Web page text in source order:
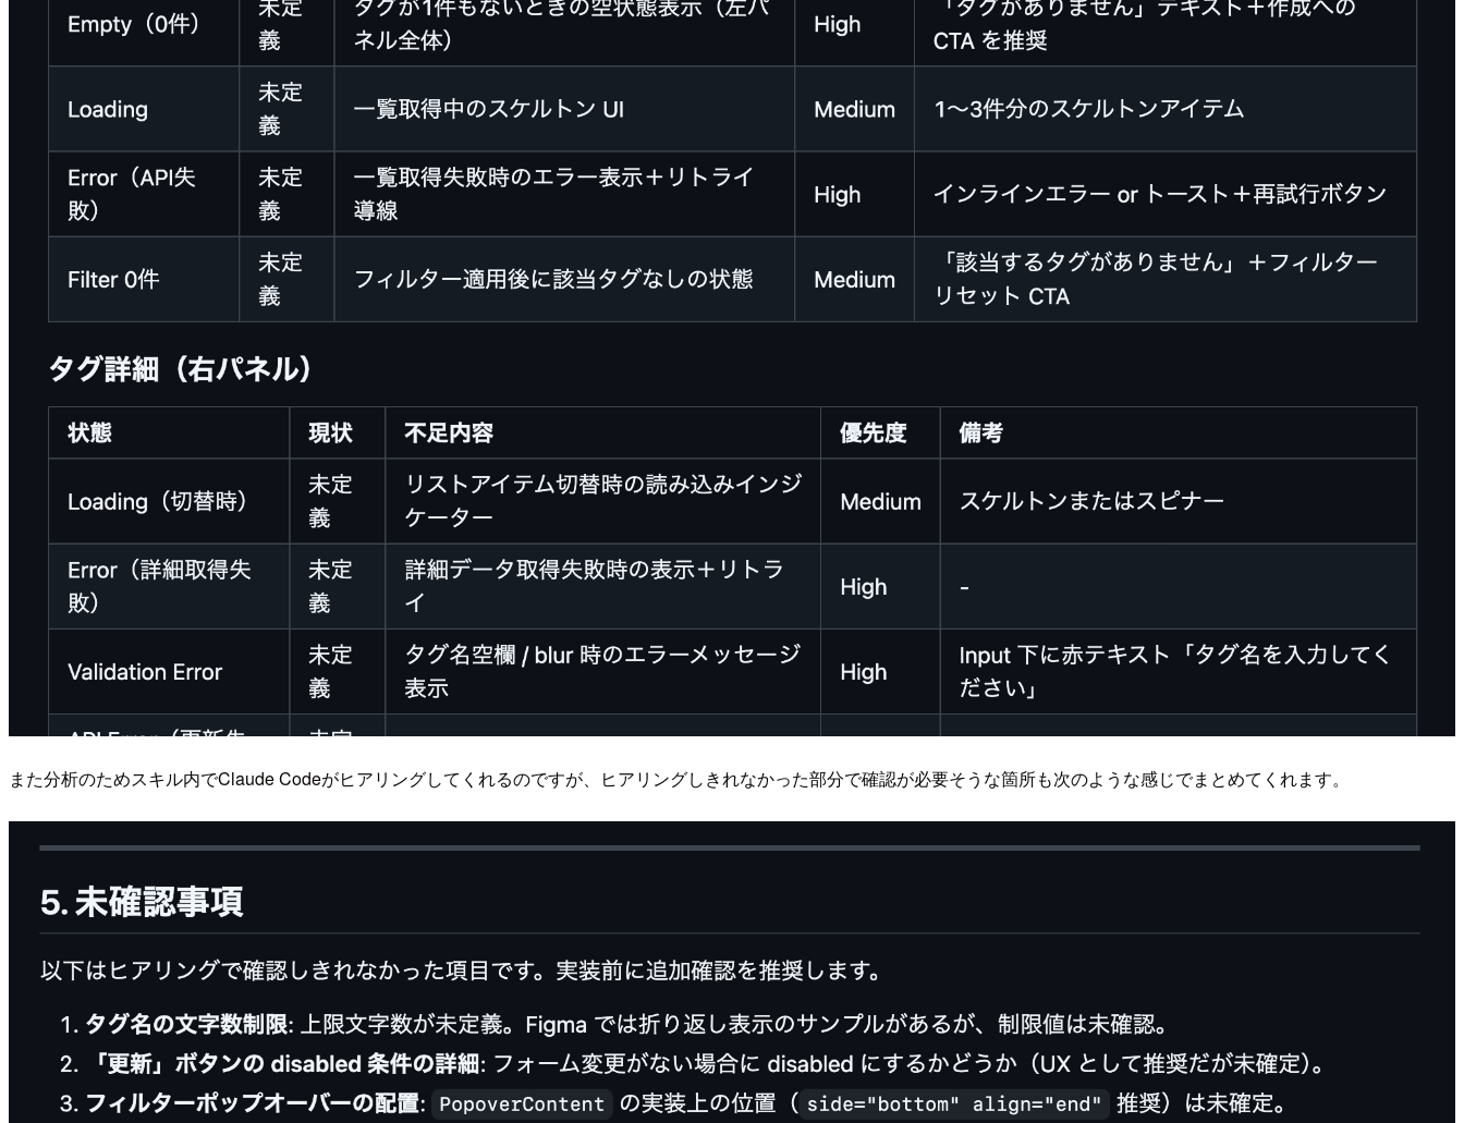
また分析のためスキル内でClaude Codeがヒアリングしてくれるのですが、ヒアリングしきれなかった部分で確認が必要そうな箇所も次のような感じでまとめてくれます。